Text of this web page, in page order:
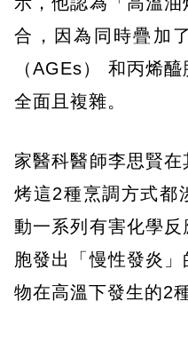
合，因為同時疊加
（AGEs） 和丙烯
全面且複雜。
家醫科醫師李思賢在
烤這2種烹調方式都
動一系列有害化學
胞發出「慢性發炎
物在高溫下發生的2